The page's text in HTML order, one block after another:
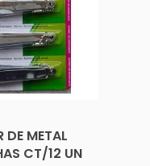
METAL
CT/12 UN